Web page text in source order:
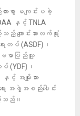
းစွာ မကျင်းပခဲ့
နှင့် TNLA
ကျောင်းသားလက်ရုံး
တပ် (ASDF)၊
ဗမာပြည်သူ့
ပ် (YDF)၊
င့် အမျိုးသား
အဖွဲ့အစည်းပေါင်း
ြသည်။